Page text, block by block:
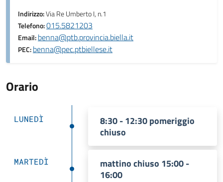
Indirizzo:Via Re Umberto I, n.1
Telefono:015.5821203
Email:benna@ptb.provincia.biella.it
PEC:benna@pec.ptbiellese.it
Orario
LUNEDÌ
8:30 - 12:30 pomeriggio
chiuso
MARTEDÌ
mattino chiuso 15:00 -
16:00